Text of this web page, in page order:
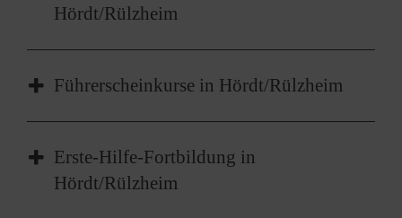
Hördt/Rülzheim
Der Erste-Hilfe-Grundlehrgang in
Grundlagen der Ersten Hilfe, das Erkennen und
Einschätzen von Gefahren und die
Durchführung der richtigen Maßnahmen, wie
Führerscheinkurse in Hördt/Rülzheim
Freundlich, kompetent und gründlich.
Qualifizierte Malteser Ausbilderinnen und
Erste-Hilfe-Fortbildung in
Hördt/Rülzheim